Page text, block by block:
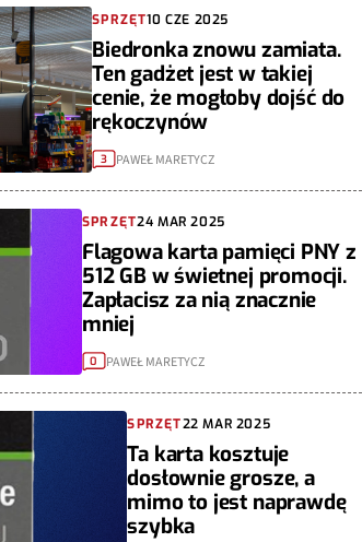
SPRZĘT10 CZE 2025
Biedronka znowu zamiata.
Ten gadżet jest w takiej
cenie, że mogłoby dojść do
rękoczynów
3 PAWEŁ MARETYCZ
SPRZĘT24 MAR 2025
Flagowa karta pamięci PNY z
512 GB w świetnej promocji.
Zapłacisz za nią znacznie
mniej
0 PAWEŁ MARETYCZ
SPRZĘT22 MAR 2025
Ta karta kosztuje
dosłownie grosze, a
mimo to jest naprawdę
szybka